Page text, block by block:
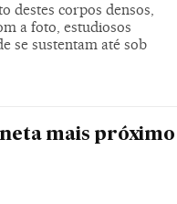
destes corpos densos,
a foto, estudiosos
se sustentam até sob
mais próximo